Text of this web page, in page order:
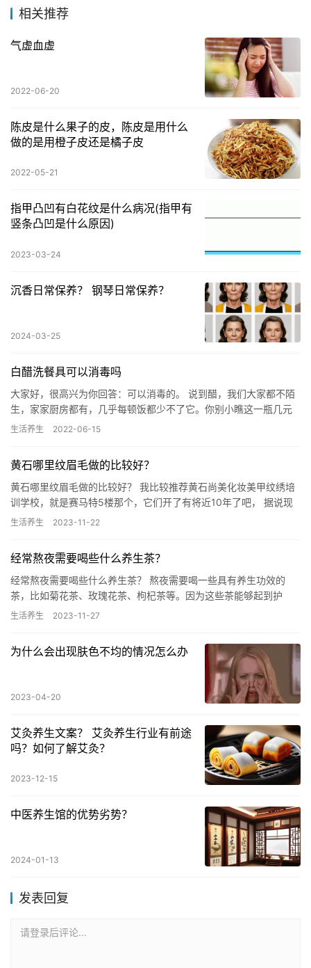
相关推荐
气虚血虚
2022-06-20
陈皮是什么果子的皮，陈皮是用什么
做的是用橙子皮还是橘子皮
2022-05-21
指甲凸凹有白花纹是什么病况(指甲有
竖条凸凹是什么原因)
2023-03-24
沉香日常保养？ 钢琴日常保养？
2024-03-25
白醋洗餐具可以消毒吗
大家好，很高兴为你回答：可以消毒的。 说到醋，我们大家都不陌
生，家家厨房都有，几乎每顿饭都少不了它。你别小瞧这一瓶几元
钱的醋，它的好处和用途可不少呢? 米醋中的营养价值是最高的一
生活养生 2022-06-15
黄石哪里纹眉毛做的比较好？
黄石哪里纹眉毛做的比较好？ 我比较推荐黄石尚美化妆美甲纹绣培
训学校，就是赛马特5楼那个，它们开了有将近10年了吧， 据说现
在是成为民办职业培训学校了，放心一些。 黄石哪里产科比较好…
生活养生 2023-11-22
经常熬夜需要喝些什么养生茶？
经常熬夜需要喝些什么养生茶？ 熬夜需要喝一些具有养生功效的
茶，比如菊花茶、玫瑰花茶、枸杞茶等。因为这些茶能够起到护
肝、缓解疲劳、改善睡眠等作用，对熬夜人来说非常适合。另外，
生活养生 2023-11-27
为什么会出现肤色不均的情况怎么办
2023-04-20
艾灸养生文案？ 艾灸养生行业有前途
吗？如何了解艾灸？
2023-12-15
中医养生馆的优势劣势？
2024-01-13
发表回复
请登录后评论...